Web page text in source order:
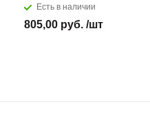
Есть в наличии
805,00 руб. /шт